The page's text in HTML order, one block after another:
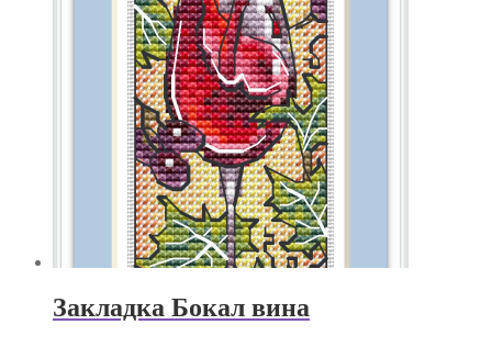
Закладка Бокал вина